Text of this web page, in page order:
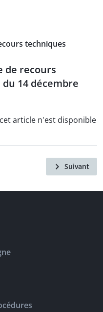
techniques
de recours
14 décembre
article n'est disponible
Suivant